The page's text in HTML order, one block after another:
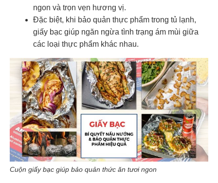
ngon và trọn vẹn hương vị.
Đặc biệt, khi bảo quản thực phẩm trong tủ lạnh,
giấy bạc giúp ngăn ngừa tình trạng ám mùi giữa
các loại thực phẩm khác nhau.
Cuộn giấy bạc giúp bảo quản thức ăn tươi ngon